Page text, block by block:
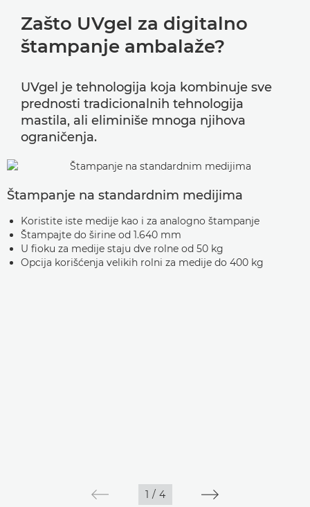
Zašto UVgel za digitalno
štampanje ambalaže?
UVgel je tehnologija koja kombinuje sve
prednosti tradicionalnih tehnologija
mastila, ali eliminiše mnoga njihova
ograničenja.
Štampanje na standardnim medijima
Koristite iste medije kao i za analogno štampanje
Štampajte do širine od 1.640 mm
U fioku za medije staju dve rolne od 50 kg
Opcija korišćenja velikih rolni za medije do 400 kg
1 / 4